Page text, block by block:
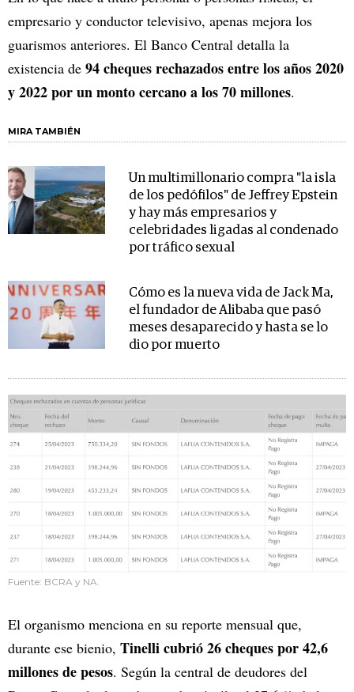
empresario y conductor televisivo, apenas mejora los
guarismos anteriores. El Banco Central detalla la
existencia de 94 cheques rechazados entre los años 2020
y 2022 por un monto cercano a los 70 millones.
MIRA TAMBIÉN
Un multimillonario compra "la isla
de los pedófilos" de Jeffrey Epstein
y hay más empresarios y
celebridades ligadas al condenado
por tráfico sexual
Cómo es la nueva vida de Jack Ma,
el fundador de Alibaba que pasó
meses desaparecido y hasta se lo
dio por muerto
Fuente: BCRA y NA.
El organismo menciona en su reporte mensual que,
durante ese bienio, Tinelli cubrió 26 cheques por 42,6
millones de pesos. Según la central de deudores del